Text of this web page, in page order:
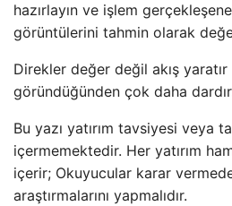
hazırlayın ve işlem
görüntülerini tahmin olarak
Direkler değer değil akış yaratır
göründüğünden çok daha
Bu yazı yatırım tavsiyesi veya
içermemektedir. Her yatırım
içerir; Okuyucular karar
araştırmalarını yapmalıdır.